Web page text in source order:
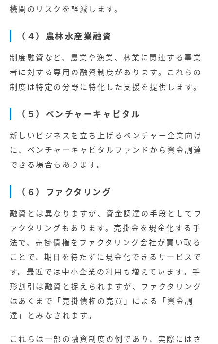
機関のリスクを軽減します。
（４）農林水産業融資
制度融資など、農業や漁業、林業に関連する事業
者に対する専用の融資制度があります。これらの
制度は特定の分野に特化した支援を提供します。
（５）ベンチャーキャピタル
新しいビジネスを立ち上げるベンチャー企業向け
に、ベンチャーキャピタルファンドから資金調達
できる場合もあります。
（６）ファクタリング
融資とは異なりますが、資金調達の手段としてフ
ァクタリングもあります。売掛金を現金化する手
法で、売掛債権をファクタリング会社が買い取る
ことで、期日を待たずに現金化できるサービスで
す。最近では中小企業の利用も増えています。手
形割引は融資と捉えられますが、ファクタリング
はあくまで「売掛債権の売買」による「資金調
達」とみなされます。
これらは一部の融資制度の例であり、実際にはさ